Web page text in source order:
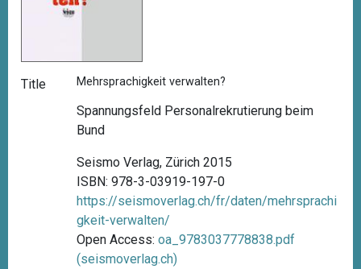
Title Mehrsprachigkeit verwalten?
Spannungsfeld Personalrekrutierung beim
Bund
Seismo Verlag, Zürich 2015
ISBN: 978-3-03919-197-0
https://seismoverlag.ch/fr/daten/mehrsprachi
gkeit-verwalten/
Open Access:oa_9783037778838.pdf
(seismoverlag.ch)